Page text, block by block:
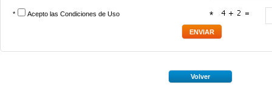
* Acepto las Condiciones de Uso *
Volver